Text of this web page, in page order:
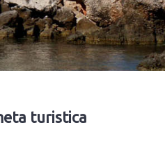
turistica